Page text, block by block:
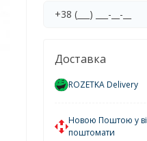
Доставка
ROZETKA Delivery
Новою Поштою у
поштомати